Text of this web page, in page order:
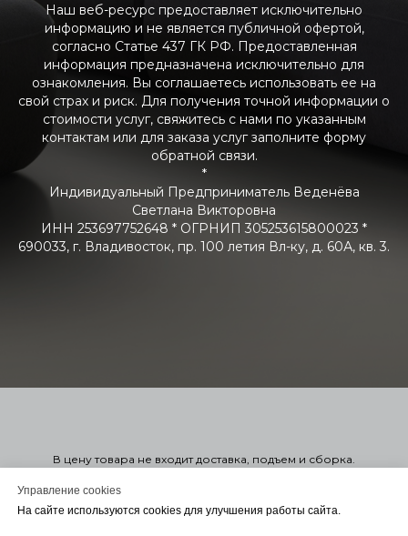
Наш веб-ресурс предоставляет исключительно
информацию и не является публичной офертой,
согласно Статье 437 ГК РФ. Предоставленная
информация предназначена исключительно для
ознакомления. Вы соглашаетесь использовать ее на
свой страх и риск. Для получения точной информации о
стоимости услуг, свяжитесь с нами по указанным
контактам или для заказа услуг заполните форму
обратной связи.
*
Индивидуальный Предприниматель Веденёва
Светлана Викторовна
ИНН 253697752648 * ОГРНИП 305253615800023 *
690033, г. Владивосток, пр. 100 летия Вл-ку, д. 60А, кв. 3.
Управление cookies
На сайте используются cookies для улучшения работы сайта.
В цену товара не входит доставка, подъем и сборка.
категории. Узнать точную стоимость в нужной вам ткани можно
оформив заказ. Оформление заказа на сайте не обязывает